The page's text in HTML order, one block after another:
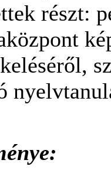
részt: